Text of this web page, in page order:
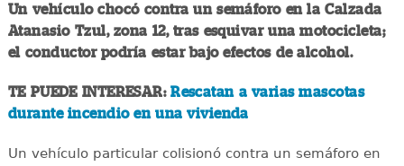
Un vehículo chocó contra un semáforo en la Calzada
Atanasio Tzul, zona 12, tras esquivar una motocicleta;
el conductor podría estar bajo efectos de alcohol.
TE PUEDE INTERESAR:Rescatan a varias mascotas
durante incendio en una vivienda
Un vehículo particular colisionó contra un semáforo en